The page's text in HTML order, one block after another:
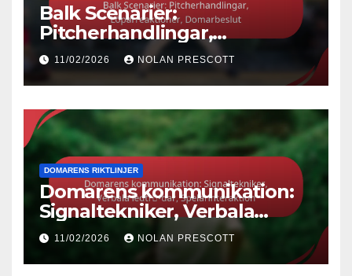
Balk Scenarier:
Pitcherhandlingar,
Löparreaktioner,
Domarbeslut
11/02/2026 NOLAN PRESCOTT
DOMARENS RIKTLINJER
Domarens kommunikation:
Signaltekniker, Verbala
ledtrådar, Spelarinteraktion
11/02/2026 NOLAN PRESCOTT